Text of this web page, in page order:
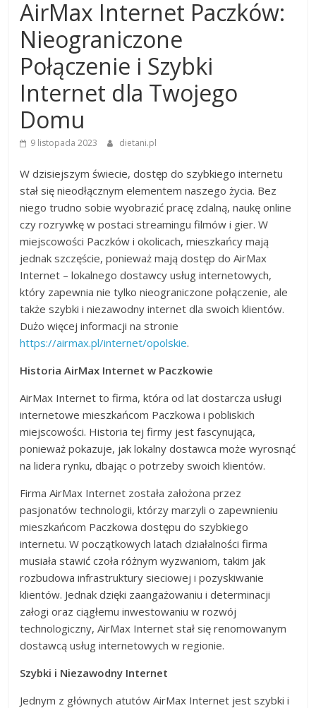
AirMax Internet Paczków:
Nieograniczone
Połączenie i Szybki
Internet dla Twojego
Domu
9 listopada 2023 dietani.pl
W dzisiejszym świecie, dostęp do szybkiego internetu
stał się nieodłącznym elementem naszego życia. Bez
niego trudno sobie wyobrazić pracę zdalną, naukę online
czy rozrywkę w postaci streamingu filmów i gier. W
miejscowości Paczków i okolicach, mieszkańcy mają
jednak szczęście, ponieważ mają dostęp do AirMax
Internet – lokalnego dostawcy usług internetowych,
który zapewnia nie tylko nieograniczone połączenie, ale
także szybki i niezawodny internet dla swoich klientów.
Dużo więcej informacji na stronie
https://airmax.pl/internet/opolskie.
Historia AirMax Internet w Paczkowie
AirMax Internet to firma, która od lat dostarcza usługi
internetowe mieszkańcom Paczkowa i pobliskich
miejscowości. Historia tej firmy jest fascynująca,
ponieważ pokazuje, jak lokalny dostawca może wyrosnąć
na lidera rynku, dbając o potrzeby swoich klientów.
Firma AirMax Internet została założona przez
pasjonatów technologii, którzy marzyli o zapewnieniu
mieszkańcom Paczkowa dostępu do szybkiego
internetu. W początkowych latach działalności firma
musiała stawić czoła różnym wyzwaniom, takim jak
rozbudowa infrastruktury sieciowej i pozyskiwanie
klientów. Jednak dzięki zaangażowaniu i determinacji
załogi oraz ciągłemu inwestowaniu w rozwój
technologiczny, AirMax Internet stał się renomowanym
dostawcą usług internetowych w regionie.
Szybki i Niezawodny Internet
Jednym z głównych atutów AirMax Internet jest szybki i